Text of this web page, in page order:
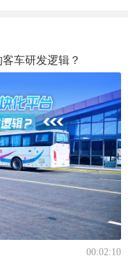
车研发逻辑？
00:02:10